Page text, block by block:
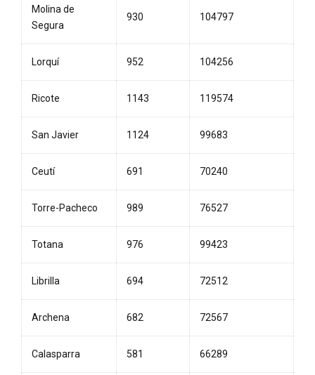
Molina de
Segura
930 104797
Lorquí 952 104256
Ricote 1143 119574
San Javier 1124 99683
Ceutí 691 70240
Torre-Pacheco 989 76527
Totana 976 99423
Librilla 694 72512
Archena 682 72567
Calasparra 581 66289